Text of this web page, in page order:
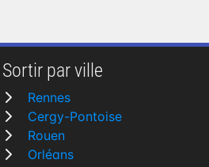
Sortir par ville
Rennes
Cergy-Pontoise
Rouen
Orléans